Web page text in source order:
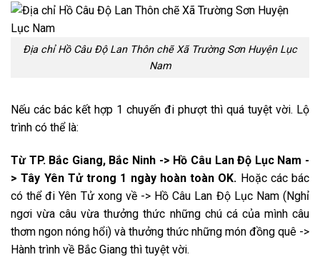
Địa chỉ Hồ Câu Độ Lan Thôn chẽ Xã Trường Sơn Huyện Lục
Nam
Nếu các bác kết hợp 1 chuyến đi phượt thì quá tuyệt vời. Lộ
trình có thể là:
Từ TP. Bắc Giang, Bắc Ninh -> Hồ Câu Lan Độ Lục Nam -
> Tây Yên Tử trong 1 ngày hoàn toàn OK. Hoặc các bác
có thể đi Yên Tử xong về -> Hồ Câu Lan Độ Lục Nam (Nghỉ
ngơi vừa câu vừa thưởng thức những chú cá của mình câu
thơm ngon nóng hổi) và thưởng thức những món đồng quê ->
Hành trình về Bắc Giang thì tuyệt vời.